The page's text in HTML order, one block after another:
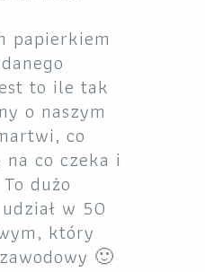
papierkiem
to ile tak
o naszym
co
co czeka i
dużo
w 50
który
🙂